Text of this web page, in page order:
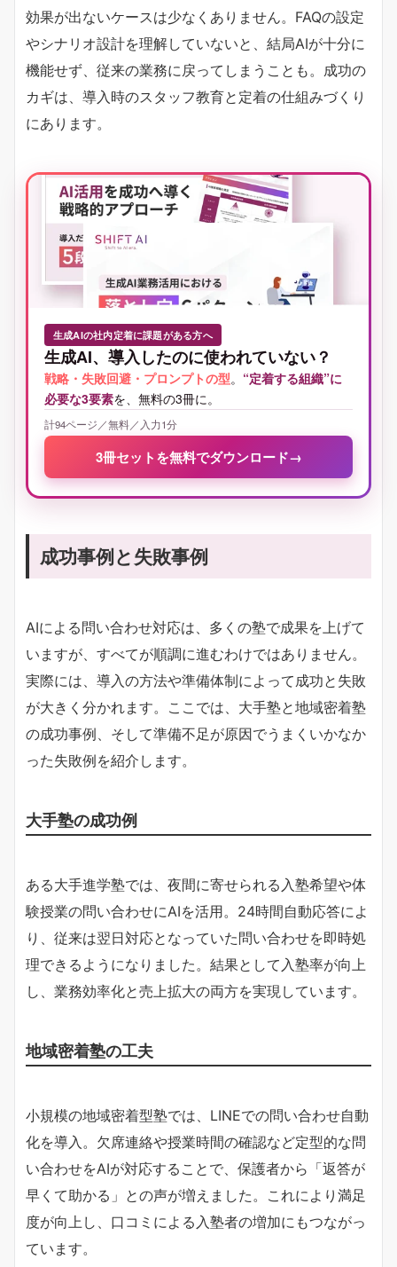
効果が出ないケースは少なくありません。FAQの設定
やシナリオ設計を理解していないと、結局AIが十分に
機能せず、従来の業務に戻ってしまうことも。成功の
カギは、導入時のスタッフ教育と定着の仕組みづくり
にあります。
生成AIの社内定着に課題がある方へ
生成AI、導入したのに使われていない？
戦略・失敗回避・プロンプトの型。 “定着する組織”に
必要な3要素を、無料の3冊に。
計94ページ／無料／入力1分
3冊セットを無料でダウンロード→
成功事例と失敗事例
AIによる問い合わせ対応は、多くの塾で成果を上げて
いますが、すべてが順調に進むわけではありません。
実際には、導入の方法や準備体制によって成功と失敗
が大きく分かれます。ここでは、大手塾と地域密着塾
の成功事例、そして準備不足が原因でうまくいかなか
った失敗例を紹介します。
大手塾の成功例
ある大手進学塾では、夜間に寄せられる入塾希望や体
験授業の問い合わせにAIを活用。24時間自動応答によ
り、従来は翌日対応となっていた問い合わせを即時処
理できるようになりました。結果として入塾率が向上
し、業務効率化と売上拡大の両方を実現しています。
地域密着塾の工夫
小規模の地域密着型塾では、LINEでの問い合わせ自動
化を導入。欠席連絡や授業時間の確認など定型的な問
い合わせをAIが対応することで、保護者から「返答が
早くて助かる」との声が増えました。これにより満足
度が向上し、口コミによる入塾者の増加にもつながっ
ています。